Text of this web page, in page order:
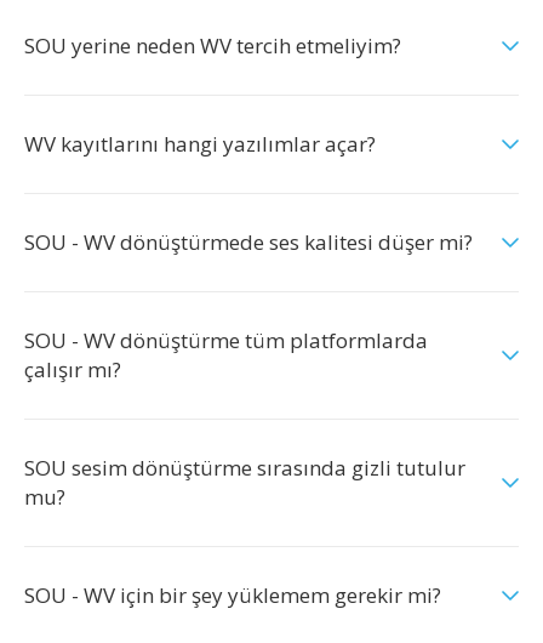
SOU yerine neden WV tercih etmeliyim?
WV kayıtlarını hangi yazılımlar açar?
SOU - WV dönüştürmede ses kalitesi düşer mi?
SOU - WV dönüştürme tüm platformlarda
çalışır mı?
SOU sesim dönüştürme sırasında gizli tutulur
mu?
SOU - WV için bir şey yüklemem gerekir mi?